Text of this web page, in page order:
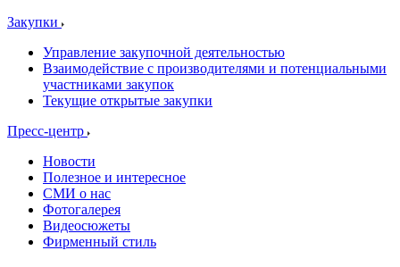
Закупки
Управление закупочной деятельностью
Взаимодействие с производителями и потенциальными
участниками закупок
Текущие открытые закупки
Пресс-центр
Новости
Полезное и интересное
СМИ о нас
Фотогалерея
Видеосюжеты
Фирменный стиль